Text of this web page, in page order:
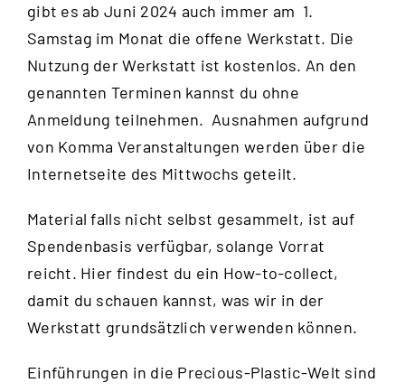
gibt es ab Juni 2024 auch immer am 1.
Samstag im Monat die offene Werkstatt. Die
Nutzung der Werkstatt ist kostenlos. An den
genannten Terminen kannst du ohne
Anmeldung teilnehmen. Ausnahmen aufgrund
von Komma Veranstaltungen werden über die
Internetseite des Mittwochs geteilt.
Material falls nicht selbst gesammelt, ist auf
Spendenbasis verfügbar, solange Vorrat
reicht. Hier findest du ein How-to-collect,
damit du schauen kannst, was wir in der
Werkstatt grundsätzlich verwenden können.
Einführungen in die Precious-Plastic-Welt sind